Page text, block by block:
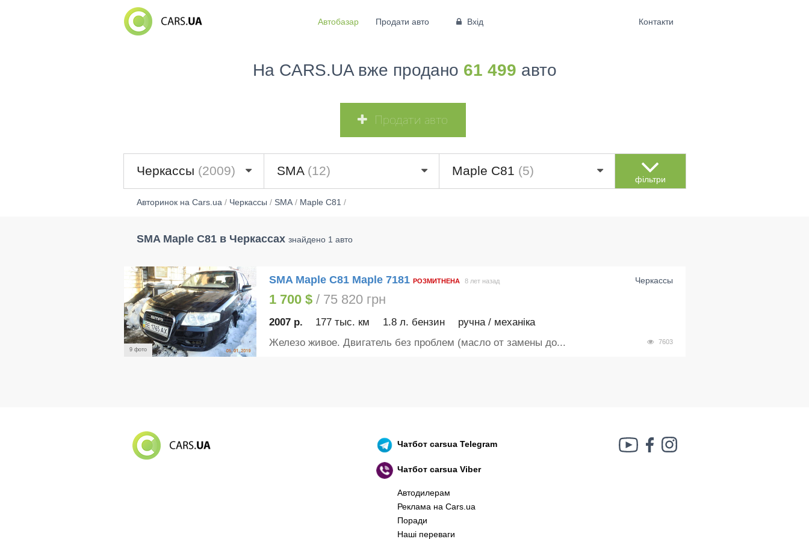
Автобазар Продати авто Вхід Контакти
На CARS.UA вже продано 61 499 авто
Продати авто
Черкассы (2009) SMA (12) Maple C81 (5)
фільтри
Авторинок на Cars.ua/ Черкассы / SMA/ Maple C81 /
SMA Maple C81 в Черкассах знайдено 1 авто
9 фото
SMA Maple C81 Maple 7181 РОЗМИТНЕНА Черкассы
8 лет назад
1 700 $/ 75 820 грн
2007 р. 177 тыс. км 1.8 л. бензин ручна / механіка
7603
Железо живое. Двигатель без проблем (масло от замены до...
Чатботcarsua Telegram
Чатботcarsua Viber
Автодилерам
Реклама на Cars.ua
Поради
Наші переваги